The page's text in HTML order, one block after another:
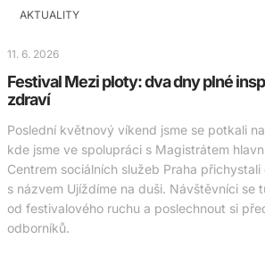
AKTUALITY
11. 6. 2026
Festival Mezi ploty: dva dny plné
zdraví
Poslední květnový víkend jsme se potkali
kde jsme ve spolupráci s Magistrátem
Centrem sociálních služeb Praha
s názvem Ujíždíme na duši. Návštěvníci se
od festivalového ruchu a poslechnout si
odborníků.